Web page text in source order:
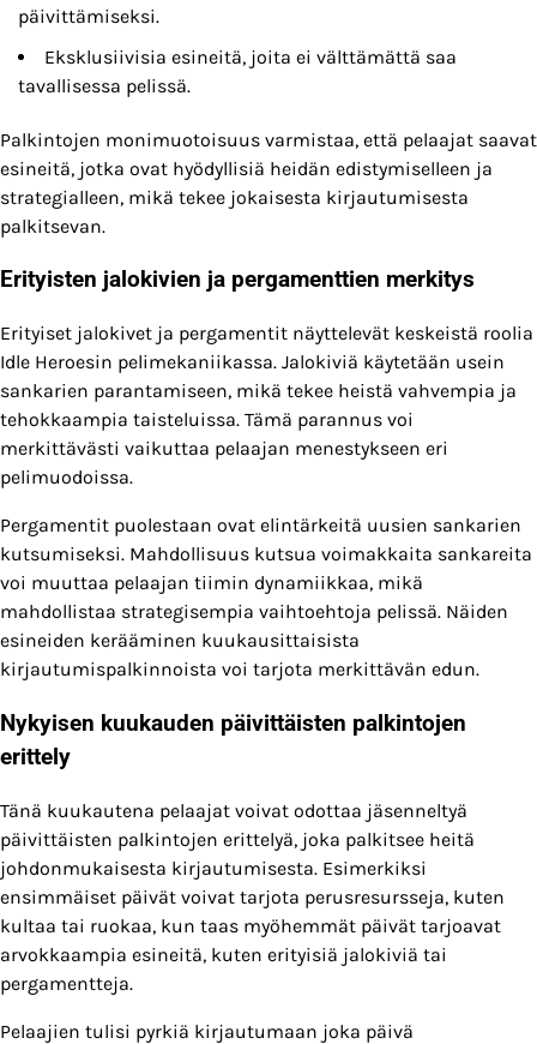
päivittämiseksi.
Eksklusiivisia esineitä, joita ei välttämättä saa
tavallisessa pelissä.
Palkintojen monimuotoisuus varmistaa, että pelaajat saavat
esineitä, jotka ovat hyödyllisiä heidän edistymiselleen ja
strategialleen, mikä tekee jokaisesta kirjautumisesta
palkitsevan.
Erityisten jalokivien ja pergamenttien merkitys
Erityiset jalokivet ja pergamentit näyttelevät keskeistä roolia
Idle Heroesin pelimekaniikassa. Jalokiviä käytetään usein
sankarien parantamiseen, mikä tekee heistä vahvempia ja
tehokkaampia taisteluissa. Tämä parannus voi
merkittävästi vaikuttaa pelaajan menestykseen eri
pelimuodoissa.
Pergamentit puolestaan ovat elintärkeitä uusien sankarien
kutsumiseksi. Mahdollisuus kutsua voimakkaita sankareita
voi muuttaa pelaajan tiimin dynamiikkaa, mikä
mahdollistaa strategisempia vaihtoehtoja pelissä. Näiden
esineiden kerääminen kuukausittaisista
kirjautumispalkinnoista voi tarjota merkittävän edun.
Nykyisen kuukauden päivittäisten palkintojen
erittely
Tänä kuukautena pelaajat voivat odottaa jäsenneltyä
päivittäisten palkintojen erittelyä, joka palkitsee heitä
johdonmukaisesta kirjautumisesta. Esimerkiksi
ensimmäiset päivät voivat tarjota perusresursseja, kuten
kultaa tai ruokaa, kun taas myöhemmät päivät tarjoavat
arvokkaampia esineitä, kuten erityisiä jalokiviä tai
pergamentteja.
Pelaajien tulisi pyrkiä kirjautumaan joka päivä